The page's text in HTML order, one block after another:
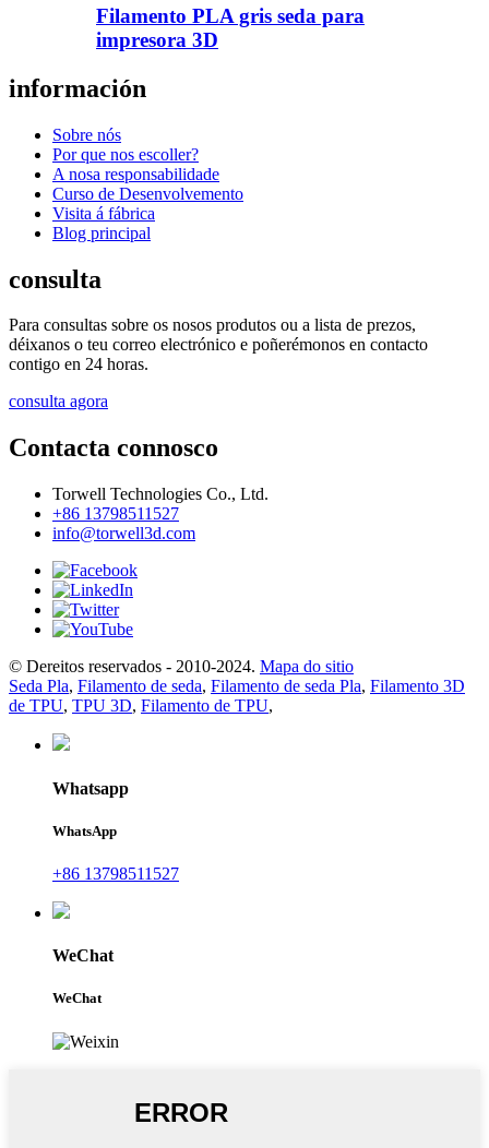
Filamento PLA gris seda para
impresora 3D
información
Sobre nós
Por que nos escoller?
A nosa responsabilidade
Curso de Desenvolvemento
Visita á fábrica
Blog principal
consulta
Para consultas sobre os nosos produtos ou a lista de prezos,
déixanos o teu correo electrónico e poñerémonos en contacto
contigo en 24 horas.
consulta agora
Contacta connosco
Torwell Technologies Co., Ltd.
+86 13798511527
info@torwell3d.com
© Dereitos reservados - 2010-2024. Mapa do sitio
Seda Pla, Filamento de seda, Filamento de seda Pla, Filamento 3D
de TPU, TPU 3D, Filamento de TPU,
Whatsapp
WhatsApp
+86 13798511527
WeChat
WeChat